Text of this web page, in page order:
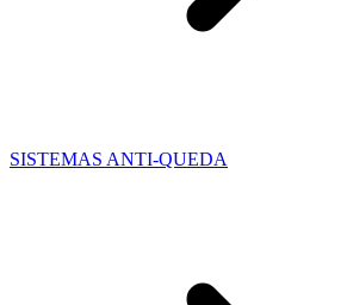
SISTEMAS ANTI-QUEDA